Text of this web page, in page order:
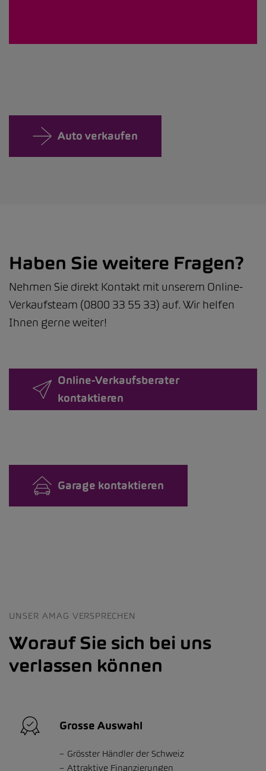
Auto verkaufen
Haben Sie weitere Fragen?
Nehmen Sie direkt Kontakt mit unserem Online-
Verkaufsteam (0800 33 55 33) auf. Wir helfen
Ihnen gerne weiter!
Online-Verkaufsberater
kontaktieren
Garage kontaktieren
UNSER AMAG VERSPRECHEN
Worauf Sie sich bei uns
verlassen können
Grosse Auswahl
Grösster Händler der Schweiz
Attraktive Finanzierungen